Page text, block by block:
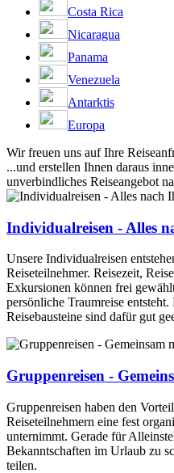
Costa Rica
Nicaragua
Panama
Venezuela
Antarktis
Europa
Wir freuen uns auf Ihre
...und erstellen Ihnen daraus
unverbindliches Reiseangebot
Individualreisen - Alles
Unsere Individualreisen
Reiseteilnehmer. Reisezeit,
Exkursionen können frei
persönliche Traumreise
Reisebausteine sind dafür gut
Gruppenreisen -
Gruppenreisen haben den
Reiseteilnehmern eine fest
unternimmt. Gerade für
Bekanntschaften im Urlaub zu
teilen.